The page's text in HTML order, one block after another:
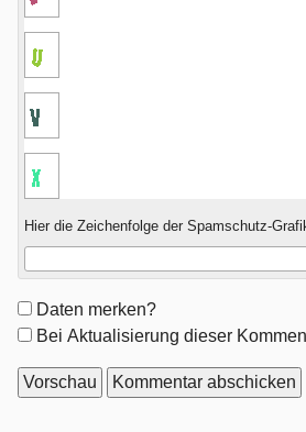
Hier die Zeichenfolge der Spamschutz-
Formular-
Optionen
Daten merken?
Bei Aktualisierung dieser